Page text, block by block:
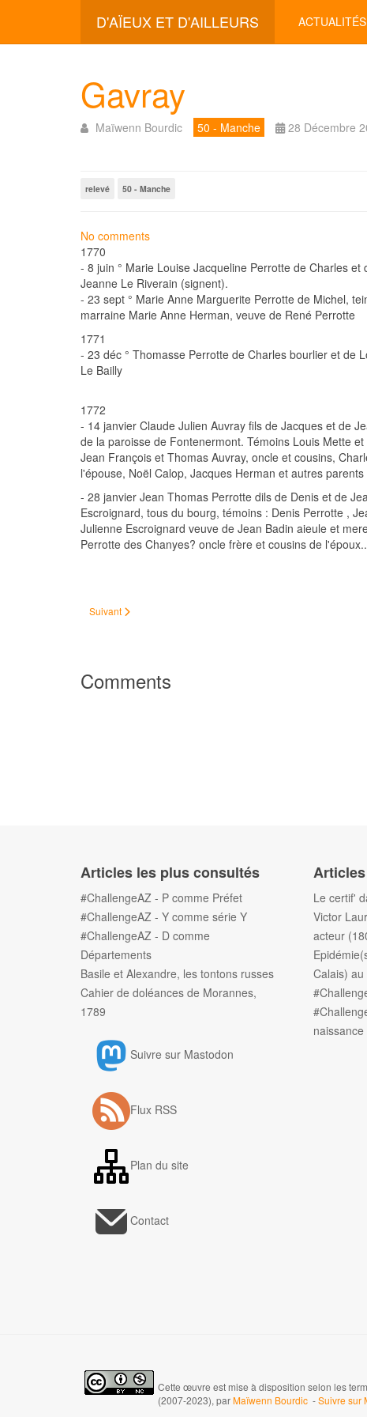
D'AÏEUX ET D'AILLEURS ACTUALITÉS
Gavray
Maïwenn Bourdic 50 - Manche 28 Décembre
relevé 50 - Manche
No comments
1770
- 8 juin ° Marie Louise Jacqueline Perrotte de Charles
Jeanne Le Riverain (signent).
- 23 sept ° Marie Anne Marguerite Perrotte de Michel,
marraine Marie Anne Herman, veuve de René Perrotte
1771
- 23 déc ° Thomasse Perrotte de Charles bourlier et de
Le Bailly
1772
- 14 janvier Claude Julien Auvray fils de Jacques et de
de la paroisse de Fontenermont. Témoins Louis Mette
Jean François et Thomas Auvray, oncle et cousins,
l'épouse, Noël Calop, Jacques Herman et autres parents
- 28 janvier Jean Thomas Perrotte dils de Denis et de
Escroignard, tous du bourg, témoins : Denis Perrotte ,
Julienne Escroignard veuve de Jean Badin aieule et
Perrotte des Chanyes? oncle frère et cousins de
Article suivant : Carantilly
Suivant
Comments
Articles les plus consultés
#ChallengeAZ - P comme Préfet
#ChallengeAZ - Y comme série Y
#ChallengeAZ - D comme
Départements
Basile et Alexandre, les tontons russes
Cahier de doléances de Morannes,
1789
Suivre sur Mastodon
Flux RSS
Plan du site
Contact
Le certif'
Victor
acteur
Calais) au
naissance
Cette œuvre est mise à disposition selon les
(2007-2023), parMaïwenn Bourdic -Suivre sur